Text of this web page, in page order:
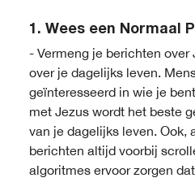
1. Wees een Normaal
- Vermeng je berichten over
over je dagelijks leven.
geïnteresseerd in wie je
met Jezus wordt het beste
van je dagelijks leven. Ook,
berichten altijd voorbij
algoritmes ervoor zorgen